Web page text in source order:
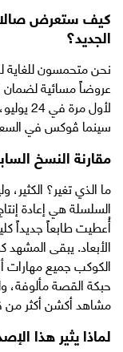
كيف ستعرض
الجديد؟
نحن متحمسون للغاية
عروضاً مسائية لضمان
لأول
سينما ڤوكس في
مقارنة النسخ
ما الذي تغير؟
السلسلة هي إعادة
أُعطيت طابعاً جديداً
الأبعاد. يبقى
الكوكب جميع مهارات
حبكة القصة مألوفة،
مشاهد أكشن أكثر من
لماذا يثير هذا